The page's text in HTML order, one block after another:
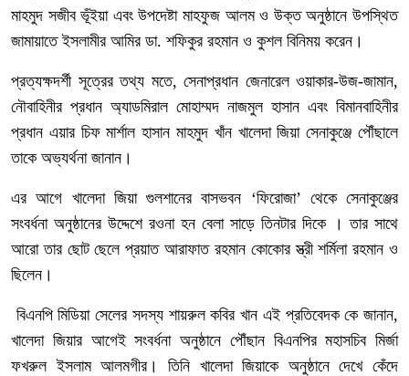
মাহমুদ সজীব ভূঁইয়া এবং উপদেষ্টা মাহফুজ আলম ও উক্ত অনুষ্ঠানে উপস্থিত
জামায়াতে ইসলামীর আমির ডা. শফিকুর রহমান ও কুশল বিনিময় করেন।
প্রত্যক্ষদর্শী সূত্রের তথ্য মতে, সেনাপ্রধান জেনারেল ওয়াকার-উজ-জামান,
নৌবাহিনীর প্রধান অ্যাডমিরাল মোহাম্মদ নাজমুল হাসান এবং বিমানবাহিনীর
প্রধান এয়ার চিফ মার্শাল হাসান মাহমুদ খাঁন খালেদা জিয়া সেনাকুঞ্জে পৌঁছালে
তাকে অভ্যর্থনা জানান।
এর আগে খালেদা জিয়া গুলশানের বাসভবন ‘ফিরোজা’ থেকে সেনাকুঞ্জের
সংবর্ধনা অনুষ্ঠানের উদ্দেশে রওনা হন বেলা সাড়ে তিনটার দিকে । তার সাথে
আরো তার ছোট ছেলে প্রয়াত আরাফাত রহমান কোকোর স্ত্রী শর্মিলা রহমান ও
ছিলেন।
বিএনপি মিডিয়া সেলের সদস্য শায়রুল কবির খান এই প্রতিবেদক কে জানান,
খালেদা জিয়ার আগেই সংবর্ধনা অনুষ্ঠানে পৌঁছান বিএনপির মহাসচিব মির্জা
ফখরুল ইসলাম আলমগীর। তিনি খালেদা জিয়াকে অনুষ্ঠানে দেখে কেঁদে